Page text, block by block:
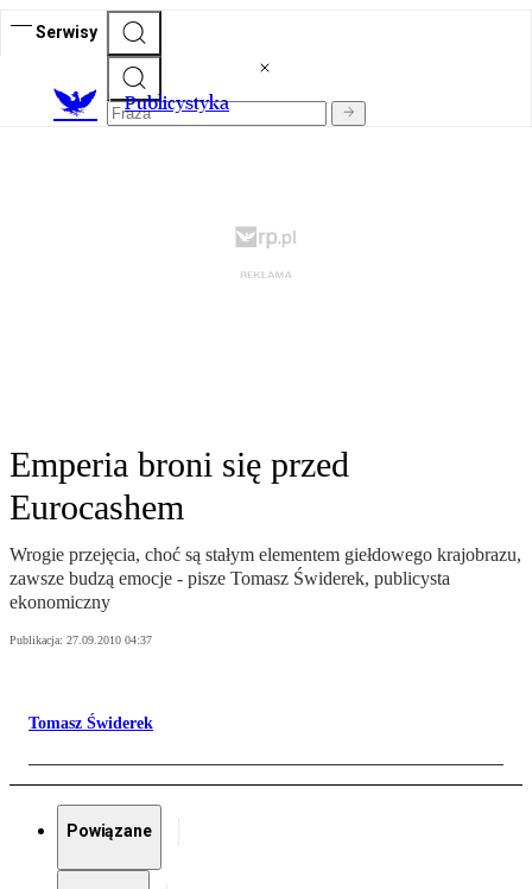
Serwisy
Publicystyka
Emperia broni się przed
Eurocashem
Wrogie przejęcia, choć są stałym elementem giełdowego krajobrazu,
zawsze budzą emocje - pisze Tomasz Świderek, publicysta
ekonomiczny
Publikacja: 27.09.2010 04:37
Tomasz Świderek
Powiązane